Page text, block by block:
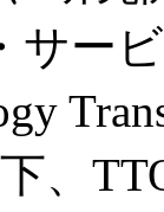
サー
、